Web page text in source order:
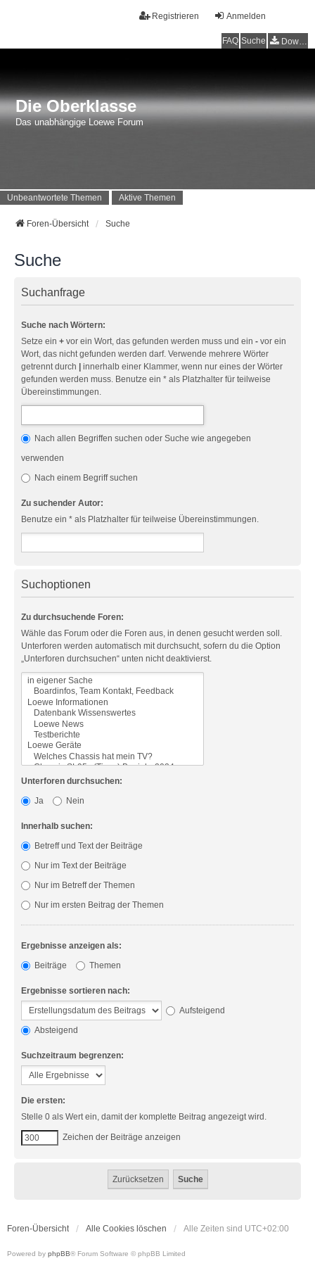
Anmelden
Registrieren
FAQ Suche Downloads
Die Oberklasse
Das unabhängige Loewe Forum
Unbeantwortete Themen Aktive Themen
Foren-Übersicht Suche
Suche
Suchanfrage
Suche nach Wörtern:
Setze ein + vor ein Wort, das gefunden werden muss und ein - vor ein
Wort, das nicht gefunden werden darf. Verwende mehrere Wörter
getrennt durch
innerhalb einer Klammer, wenn nur eines der Wörter
gefunden werden muss. Benutze ein * als Platzhalter für teilweise
Übereinstimmungen.
Nach allen Begriffen suchen oder Suche wie angegeben
verwenden
Nach einem Begriff suchen
Zu suchender Autor:
Benutze ein * als Platzhalter für teilweise Übereinstimmungen.
Suchoptionen
Zu durchsuchende Foren:
Wähle das Forum oder die Foren aus, in denen gesucht werden soll.
Unterforen werden automatisch mit durchsucht, sofern du die Option
„Unterforen durchsuchen“ unten nicht deaktivierst.
Unterforen durchsuchen:
Ja
Nein
Innerhalb suchen:
Betreff und Text der Beiträge
Nur im Text der Beiträge
Nur im Betreff der Themen
Nur im ersten Beitrag der Themen
Ergebnisse anzeigen als:
Beiträge
Themen
Ergebnisse sortieren nach:
Aufsteigend
Absteigend
Suchzeitraum begrenzen:
Die ersten:
Stelle 0 als Wert ein, damit der komplette Beitrag angezeigt wird.
Zeichen der Beiträge anzeigen
Foren-Übersicht Alle Cookies löschen Alle Zeiten sind UTC+02:00
Powered by phpBB® Forum Software © phpBB Limited